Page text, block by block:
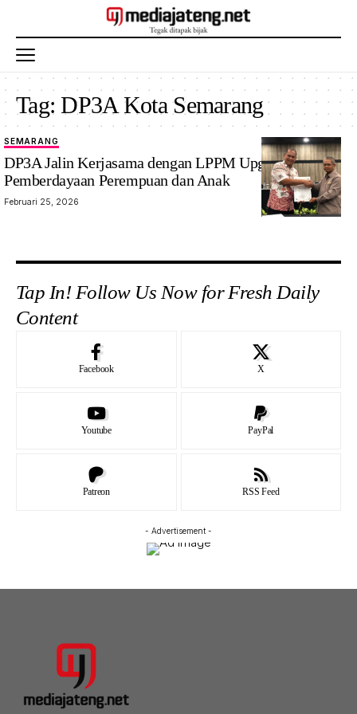
Tag:DP3A Kota Semarang
SEMARANG
DP3A Jalin Kerjasama dengan LPPM Upgris Fokus
Pemberdayaan Perempuan dan Anak
Februari 25, 2026
Tap In! Follow Us Now for Fresh Daily
Content
Facebook X
Youtube PayPal
Patreon RSS Feed
- Advertisement -